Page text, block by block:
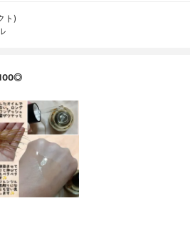
ト)